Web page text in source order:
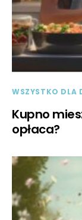
WSZYSTKO DLA
Kupno
opłaca?